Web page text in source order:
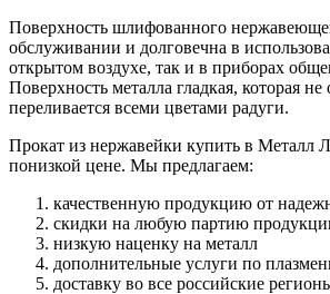
Поверхность шлифованного
обслуживании и долговечна в
открытом воздухе, так и в приборах
Поверхность металла гладкая, которая не
переливается всеми цветами радуги.
Прокат из нержавейки купить в Металл
понизкой цене. Мы предлагаем:
качественную продукцию от
скидки на любую партию
низкую наценку на металл
дополнительные услуги по
доставку во все российские